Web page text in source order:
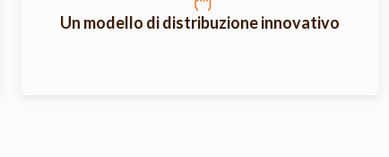
Un modello di distribuzione innovativo